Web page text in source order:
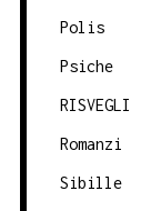
Polis
Psiche
RISVEGLI
Romanzi
Sibille